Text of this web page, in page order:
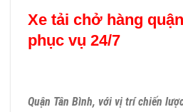
Xe tải chở hàng
phục vụ 24/7
Quận Tân Bình, với vị trí chiến